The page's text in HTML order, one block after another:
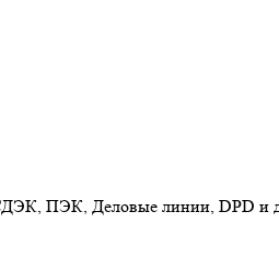
ПЭК, Деловые линии, DPD и